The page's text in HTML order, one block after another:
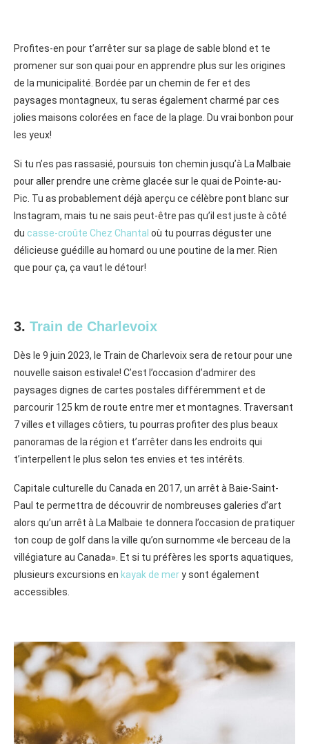
Profites-en pour t’arrêter sur sa plage de sable blond et te
promener sur son quai pour en apprendre plus sur les origines
de la municipalité. Bordée par un chemin de fer et des
paysages montagneux, tu seras également charmé par ces
jolies maisons colorées en face de la plage. Du vrai bonbon pour
les yeux!
Si tu n’es pas rassasié, poursuis ton chemin jusqu’à La Malbaie
pour aller prendre une crème glacée sur le quai de Pointe-au-
Pic. Tu as probablement déjà aperçu ce célèbre pont blanc sur
Instagram, mais tu ne sais peut-être pas qu’il est juste à côté
du casse-croûte Chez Chantal où tu pourras déguster une
délicieuse guédille au homard ou une poutine de la mer. Rien
que pour ça, ça vaut le détour!
3. Train de Charlevoix
Dès le 9 juin 2023, le Train de Charlevoix sera de retour pour une
nouvelle saison estivale! C’est l’occasion d’admirer des
paysages dignes de cartes postales différemment et de
parcourir 125 km de route entre mer et montagnes. Traversant
7 villes et villages côtiers, tu pourras profiter des plus beaux
panoramas de la région et t’arrêter dans les endroits qui
t’interpellent le plus selon tes envies et tes intérêts.
Capitale culturelle du Canada en 2017, un arrêt à Baie-Saint-
Paul te permettra de découvrir de nombreuses galeries d’art
alors qu’un arrêt à La Malbaie te donnera l’occasion de pratiquer
ton coup de golf dans la ville qu’on surnomme «le berceau de la
villégiature au Canada». Et si tu préfères les sports aquatiques,
plusieurs excursions en kayak de mery sont également
accessibles.